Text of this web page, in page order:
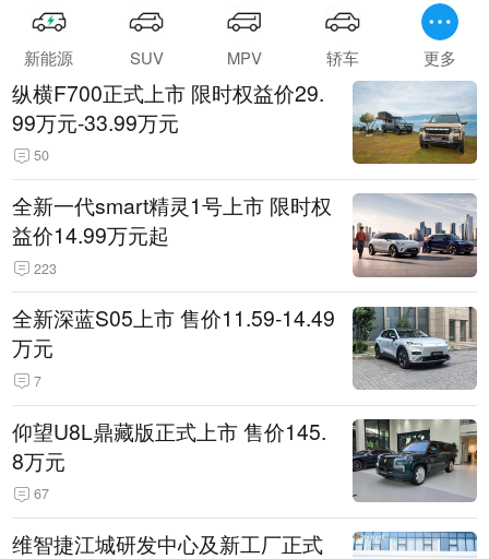
新能源 SUV MPV 轿车 更多
纵横F700正式上市 限时权益价29.
99万元-33.99万元
50
全新一代smart精灵1号上市 限时权
益价14.99万元起
223
全新深蓝S05上市 售价11.59-14.49
万元
7
仰望U8L鼎藏版正式上市 售价145.
8万元
67
维智捷江城研发中心及新工厂正式